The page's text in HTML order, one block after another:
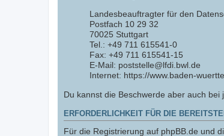
Landesbeauftragter für den
Postfach 10 29 32
70025 Stuttgart
Tel.: +49 711 615541-0
Fax: +49 711 615541-15
E-Mail: poststelle@lfdi.bwl.de
Internet: https://www.baden-
Du kannst die Beschwerde aber auch
ERFORDERLICHKEIT FÜR DIE
Für die Registrierung auf phpBB.de und